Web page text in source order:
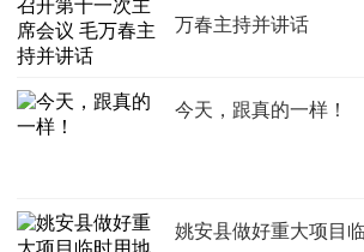
万春主持并讲话
今天，跟真的一样！
姚安县做好重大项目